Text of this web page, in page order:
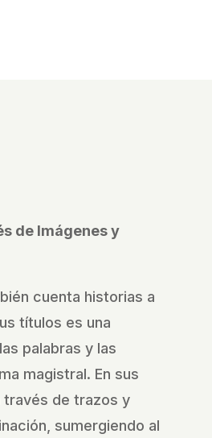
de Imágenes y
cuenta historias a
títulos es una
palabras y las
magistral. En sus
través de trazos y
sumergiendo al